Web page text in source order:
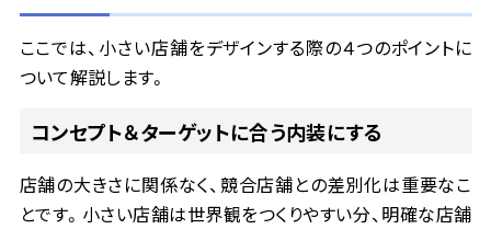
ここでは、小さい店舗をデザインする際の４つのポイントに
ついて解説します。
コンセプト＆ターゲットに合う内装にする
店舗の大きさに関係なく、競合店舗との差別化は重要なこ
とです。小さい店舗は世界観をつくりやすい分、明確な店舗